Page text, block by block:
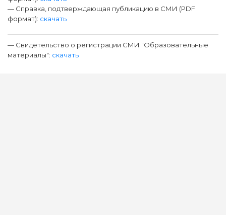
— Справка, подтверждающая публикацию в СМИ (PDF
формат): скачать
— Свидетельство о регистрации СМИ "Образовательные
материалы": скачать